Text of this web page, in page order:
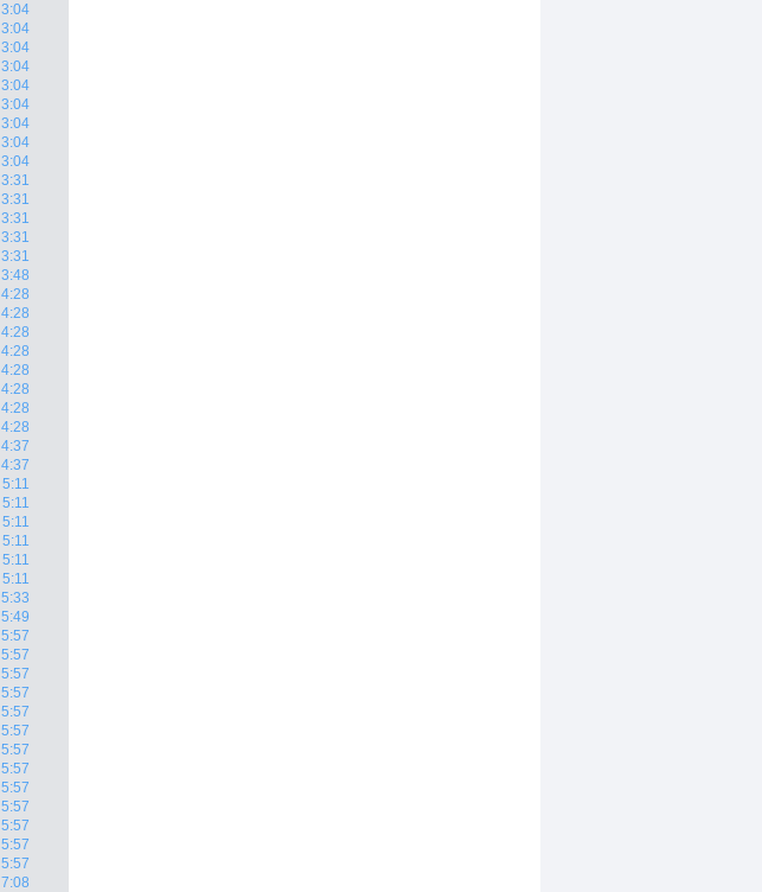
3:04
3:04
3:04
3:04
3:04
3:04
3:04
3:04
3:04
3:31
3:31
3:31
3:31
3:31
3:48
4:28
4:28
4:28
4:28
4:28
4:28
4:28
4:28
4:37
4:37
5:11
5:11
5:11
5:11
5:11
5:11
5:33
5:49
5:57
5:57
5:57
5:57
5:57
5:57
5:57
5:57
5:57
5:57
5:57
5:57
5:57
7:08